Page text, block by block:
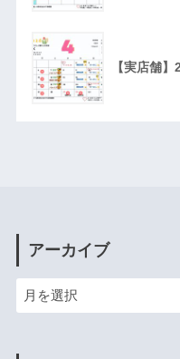
【実店舗
アーカイブ